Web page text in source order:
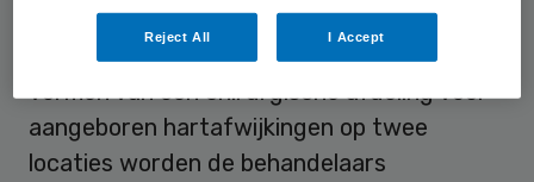
Nederland geconcentreerd is in een beperkt
aantal academische ziekenhuizen. Door het
vormen van één chirurgische afdeling voor
aangeboren hartafwijkingen op twee
locaties worden de behandelaars
Reject All I Accept